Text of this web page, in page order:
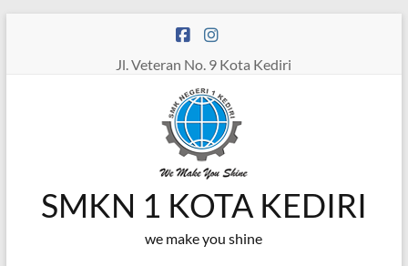
Jl. Veteran No. 9 Kota Kediri
SMKN 1 KOTA KEDIRI
we make you shine